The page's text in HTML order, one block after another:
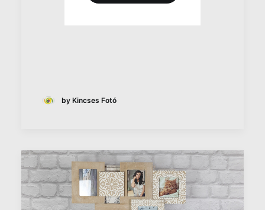
by Kincses Fotó